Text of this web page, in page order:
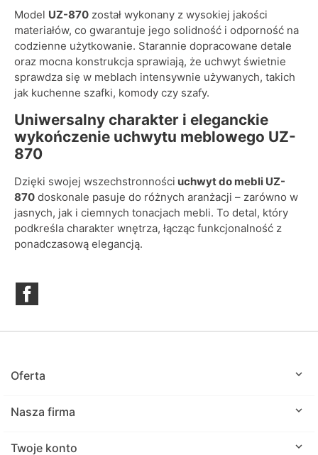
Model UZ-870 został wykonany z wysokiej jakości
materiałów, co gwarantuje jego solidność i odporność na
codzienne użytkowanie. Starannie dopracowane detale
oraz mocna konstrukcja sprawiają, że uchwyt świetnie
sprawdza się w meblach intensywnie używanych, takich
jak kuchenne szafki, komody czy szafy.
Uniwersalny charakter i eleganckie
wykończenie uchwytu meblowego UZ-
870
Dzięki swojej wszechstronności uchwyt do mebli UZ-
870 doskonale pasuje do różnych aranżacji – zarówno w
jasnych, jak i ciemnych tonacjach mebli. To detal, który
podkreśla charakter wnętrza, łącząc funkcjonalność z
ponadczasową elegancją.
Oferta 
Nasza firma 
Twoje konto 